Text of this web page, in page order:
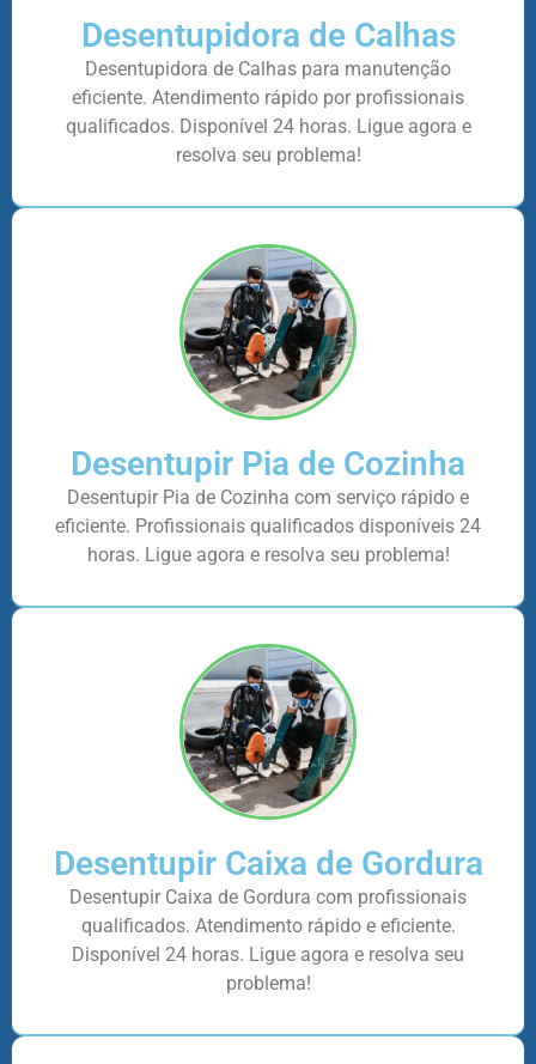
Desentupidora de Calhas
Desentupidora de Calhas para manutenção
eficiente. Atendimento rápido por profissionais
qualificados. Disponível 24 horas. Ligue agora e
resolva seu problema!
Desentupir Pia de Cozinha
Desentupir Pia de Cozinha com serviço rápido e
eficiente. Profissionais qualificados disponíveis 24
horas. Ligue agora e resolva seu problema!
Desentupir Caixa de Gordura
Desentupir Caixa de Gordura com profissionais
qualificados. Atendimento rápido e eficiente.
Disponível 24 horas. Ligue agora e resolva seu
problema!